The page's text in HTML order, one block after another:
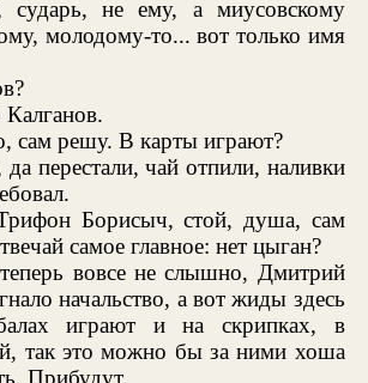
сударь, не ему, а миусовскому
молодому-то... вот только имя
решу. В карты играют?
перестали, чай отпили, наливки
Борисыч, стой, душа, сам
самое главное: нет цыган?
вовсе не слышно, Дмитрий
начальство, а вот жиды здесь
играют и на скрипках, в
так это можно бы за ними хоша
Прибудут.